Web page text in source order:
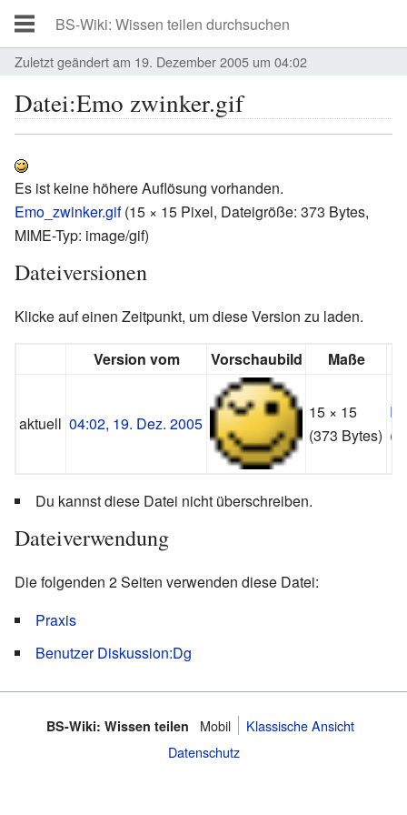
Zuletzt geändert am 19. Dezember 2005 um 04:02
Datei:Emo zwinker.gif
Es ist keine höhere Auflösung vorhanden.
Emo_zwinker.gif‎(15 × 15 Pixel, Dateigröße: 373 Bytes,
MIME-Typ: image/gif)
Dateiversionen
Klicke auf einen Zeitpunkt, um diese Version zu laden.
Version vom Vorschaubild Maße
aktuell 04:02, 19. Dez. 2005
15 × 15
(373 Bytes) (
Du kannst diese Datei nicht überschreiben.
Dateiverwendung
Die folgenden 2 Seiten verwenden diese Datei:
Praxis
Benutzer Diskussion:Dg
BS-Wiki: Wissen teilen Mobil
Klassische Ansicht
Datenschutz